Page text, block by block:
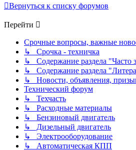
Вернуться к списку форумов
Перейти
Срочные вопросы, важные
↳ Срочка - техничка
↳ Содержание раздела "Часто
↳ Содержание раздела
↳ Новости, объявления,
Технический форум
↳ Техчасть
↳ Расходные материалы
↳ Бензиновый двигатель
↳ Дизельный двигатель
↳ Электрооборудование
↳ Автоматическая КПП